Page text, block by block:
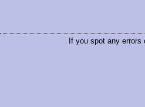
If you spot any